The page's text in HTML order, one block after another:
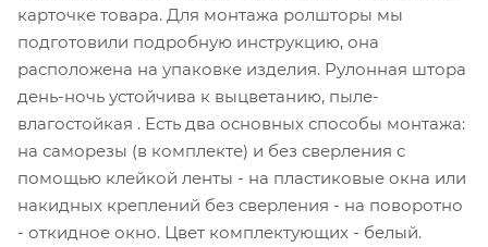
карточке товара. Для монтажа ролшторы мы
подготовили подробную инструкцию, она
расположена на упаковке изделия. Рулонная штора
день-ночь устойчива к выцветанию, пыле-
влагостойкая . Есть два основных способы монтажа:
на саморезы (в комплекте) и без сверления с
помощью клейкой ленты - на пластиковые окна или
накидных креплений без сверления - на поворотно
- откидное окно. Цвет комплектующих - белый.